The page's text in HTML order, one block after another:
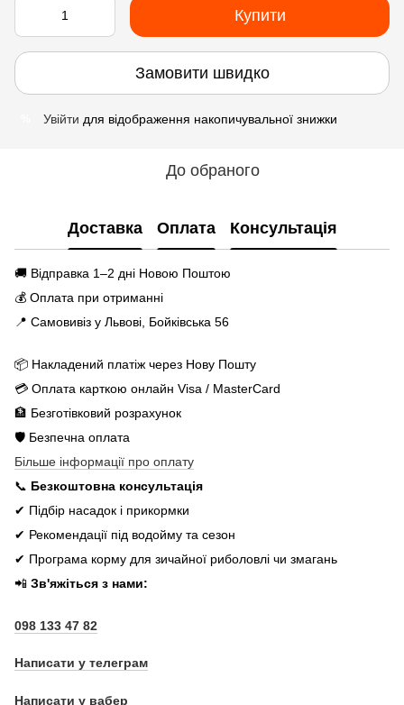
Купити
Замовити швидко
Увійти для відображення накопичувальної знижки
До обраного
Доставка Оплата Консультація
🚚 Відправка 1–2 дні Новою Поштою
💰 Оплата при отриманні
📍 Самовивіз у Львові, Бойківська 56
📦 Накладений платіж через Нову Пошту
💳 Оплата карткою онлайн Visa / MasterCard
🏦 Безготівковий розрахунок
🛡️ Безпечна оплата
Більше інформації про оплату
📞 Безкоштовна консультація
✔ Підбір насадок і прикормки
✔ Рекомендації під водойму та сезон
✔ Програма корму для зичайної риболовлі чи змагань
📲 Зв'яжіться з нами:
098 133 47 82
Написати у телеграм
Написати у вабер